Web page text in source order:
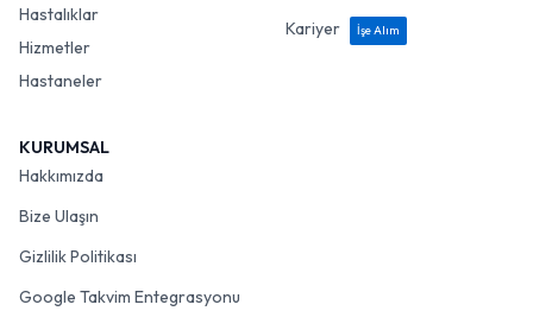
Hastalıklar
Hizmetler
Hastaneler
Kariyer
İşe Alım
KURUMSAL
Hakkımızda
Bize Ulaşın
Gizlilik Politikası
Google Takvim Entegrasyonu